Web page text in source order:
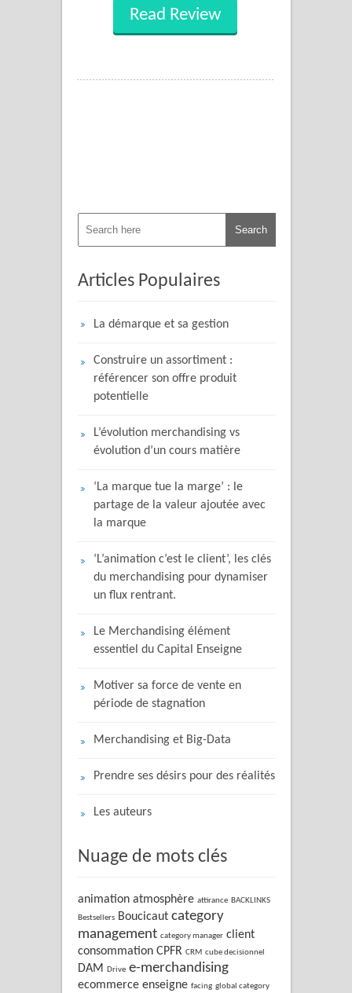
Read Review
Articles Populaires
La démarque et sa gestion
Construire un assortiment :
référencer son offre produit
potentielle
L’évolution merchandising vs
évolution d’un cours matière
‘La marque tue la marge’ : le
partage de la valeur ajoutée avec
la marque
‘L’animation c’est le client’, les clés
du merchandising pour dynamiser
un flux rentrant.
Le Merchandising élément
essentiel du Capital Enseigne
Motiver sa force de vente en
période de stagnation
Merchandising et Big-Data
Prendre ses désirs pour des réalités
Les auteurs
Nuage de mots clés
animation atmosphère attirance BACKLINKS
Bestsellers Boucicaut category
management category manager client
consommation CPFR CRM cube decisionnel
DAM Drive e-merchandising
ecommerce enseigne facing global category